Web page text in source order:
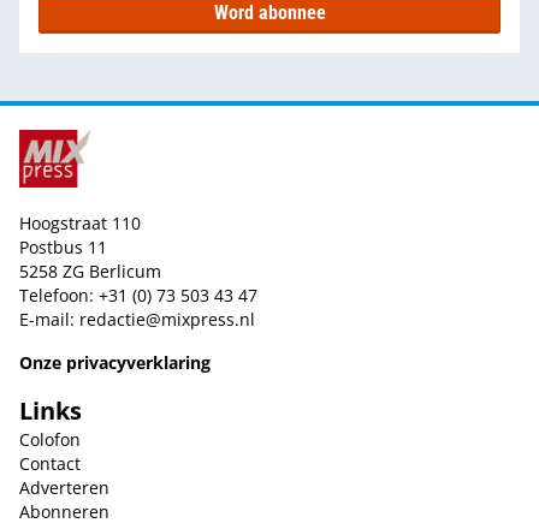
Word abonnee
Hoogstraat 110
Postbus 11
5258 ZG Berlicum
Telefoon: +31 (0) 73 503 43 47
E-mail: redactie@mixpress.nl
Onze privacyverklaring
Links
Colofon
Contact
Adverteren
Abonneren